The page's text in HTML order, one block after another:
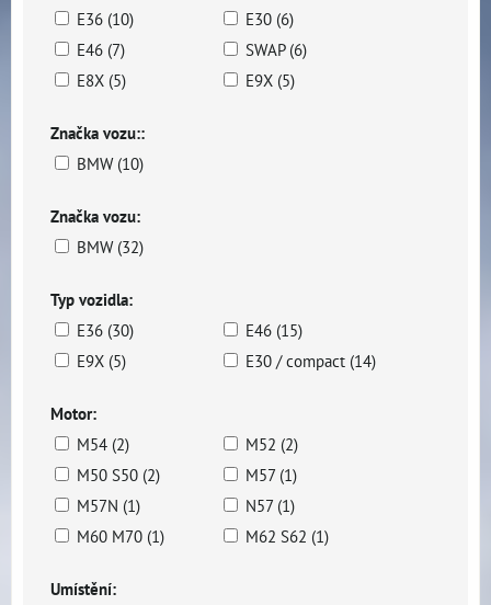
E36 (10)
E30 (6)
E46 (7)
SWAP (6)
E8X (5)
E9X (5)
Značka vozu::
BMW (10)
Značka vozu:
BMW (32)
Typ vozidla:
E36 (30)
E46 (15)
E9X (5)
E30 / compact (14)
Motor:
M54 (2)
M52 (2)
M50 S50 (2)
M57 (1)
M57N (1)
N57 (1)
M60 M70 (1)
M62 S62 (1)
Umístění: